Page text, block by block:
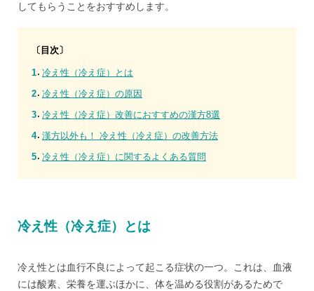
してもらうことをおすすめします。
〔目次〕
冷え性（冷え症）とは
冷え性（冷え症）の原因
冷え性（冷え症）改善におすすめの漢方8選
漢方以外も！ 冷え性（冷え症）の改善方法
冷え性（冷え症）に関するよくある質問
冷え性（冷え症）とは
冷え性とは血行不良によって起こる症状の一つ。これは、血液
には酸素、栄養を運ぶほかに、体を温める役割があるためで